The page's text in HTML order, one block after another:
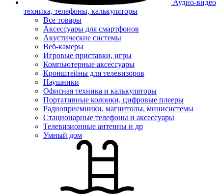
Аудио-видео
техника, телефоны, калькуляторы
Все товары
Аксессуары для смартфонов
Акустические системы
Веб-камеры
Игровые приставки, игры
Компьютерные аксессуары
Кронштейны для телевизоров
Наушники
Офисная техника и калькуляторы
Портативные колонки, цифровые плееры
Радиоприемники, магнитолы, минисистемы
Стационарные телефоны и аксессуары
Телевизионные антенны и др
Умный дом